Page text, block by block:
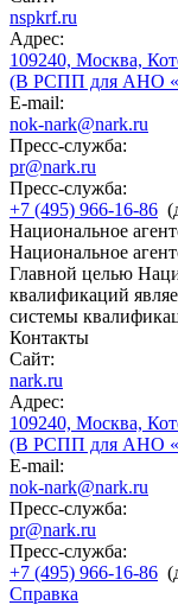
nspkrf.ru
Адрес:
109240, Москва,
(В РСПП для АНО
E-mail:
nok-nark@nark.ru
Пресс-служба:
pr@nark.ru
Пресс-служба:
+7 (495) 966-16-86
Национальное
Национальное
Главной целью
квалификаций
системы
Контакты
Сайт:
nark.ru
Адрес:
109240, Москва,
(В РСПП для АНО
E-mail:
nok-nark@nark.ru
Пресс-служба:
pr@nark.ru
Пресс-служба:
+7 (495) 966-16-86
Справка